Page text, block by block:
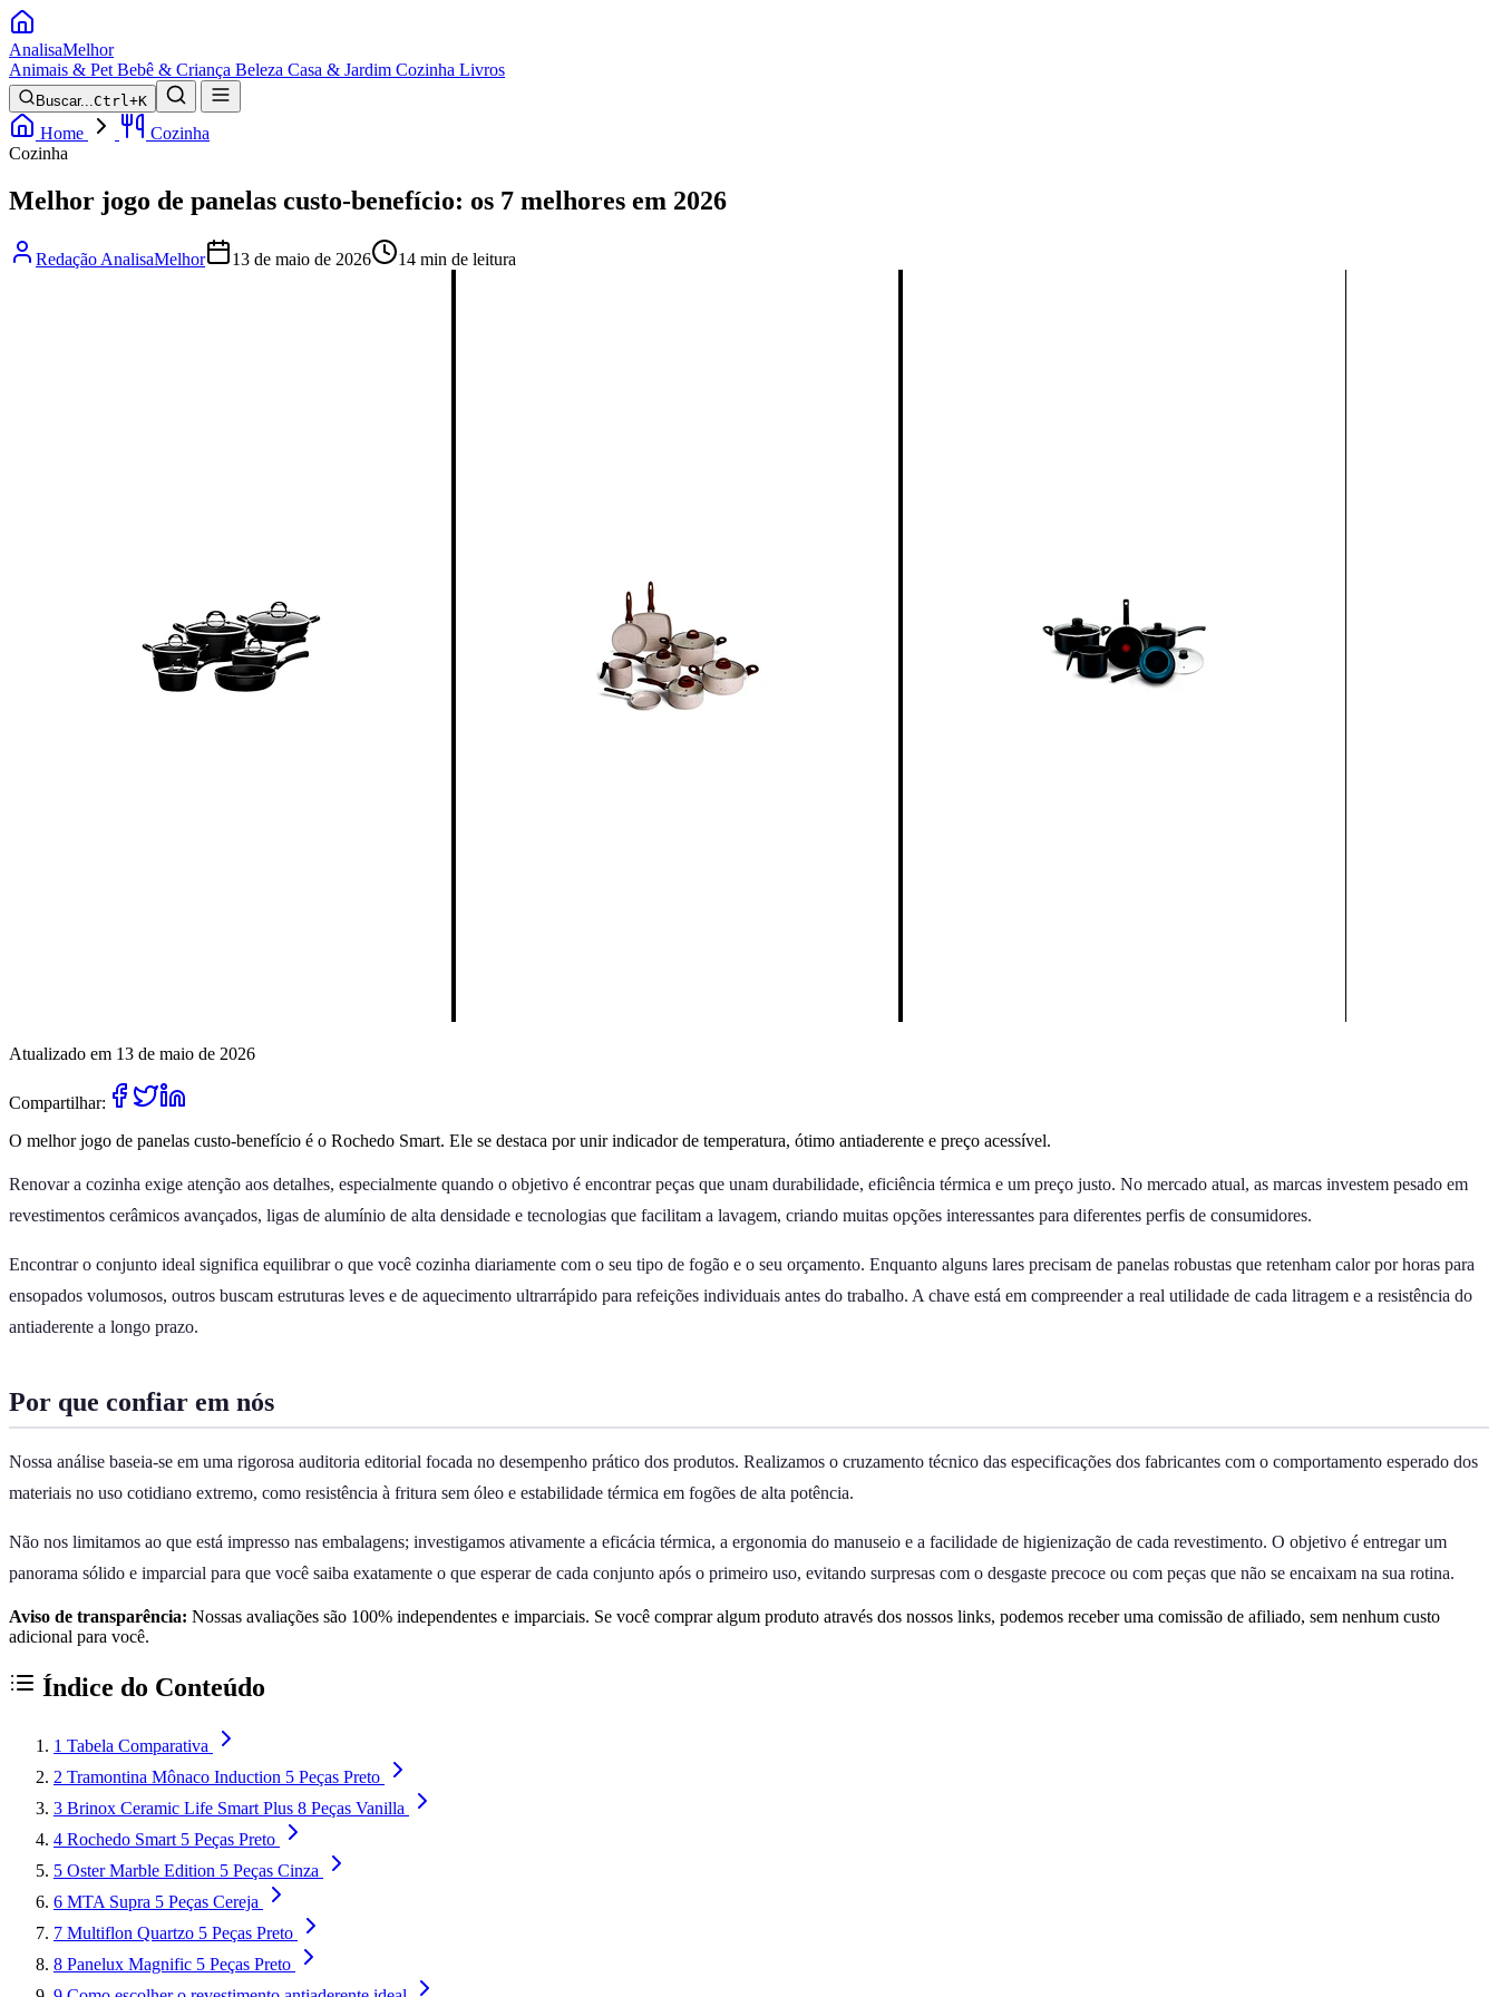
AnalisaMelhor
Animais & Pet Bebê & Criança Beleza Casa & Jardim Cozinha Livros
Buscar...Ctrl+K
Home
Cozinha
Cozinha
Melhor jogo de panelas custo-benefício: os 7 melhores em 2026
Redação AnalisaMelhor 13 de maio de 2026 14 min de leitura
Atualizado em 13 de maio de 2026
Compartilhar:
O melhor jogo de panelas custo-benefício é o Rochedo Smart. Ele se destaca por unir indicador de temperatura, ótimo antiaderente e preço acessível.
Renovar a cozinha exige atenção aos detalhes, especialmente quando o objetivo é encontrar peças que unam durabilidade, eficiência térmica e um preço justo. No mercado atual, as marcas investem pesado em
revestimentos cerâmicos avançados, ligas de alumínio de alta densidade e tecnologias que facilitam a lavagem, criando muitas opções interessantes para diferentes perfis de consumidores.
Encontrar o conjunto ideal significa equilibrar o que você cozinha diariamente com o seu tipo de fogão e o seu orçamento. Enquanto alguns lares precisam de panelas robustas que retenham calor por horas para
ensopados volumosos, outros buscam estruturas leves e de aquecimento ultrarrápido para refeições individuais antes do trabalho. A chave está em compreender a real utilidade de cada litragem e a resistência do
antiaderente a longo prazo.
Por que confiar em nós
Nossa análise baseia-se em uma rigorosa auditoria editorial focada no desempenho prático dos produtos. Realizamos o cruzamento técnico das especificações dos fabricantes com o comportamento esperado dos
materiais no uso cotidiano extremo, como resistência à fritura sem óleo e estabilidade térmica em fogões de alta potência.
Não nos limitamos ao que está impresso nas embalagens; investigamos ativamente a eficácia térmica, a ergonomia do manuseio e a facilidade de higienização de cada revestimento. O objetivo é entregar um
panorama sólido e imparcial para que você saiba exatamente o que esperar de cada conjunto após o primeiro uso, evitando surpresas com o desgaste precoce ou com peças que não se encaixam na sua rotina.
Aviso de transparência: Nossas avaliações são 100% independentes e imparciais. Se você comprar algum produto através dos nossos links, podemos receber uma comissão de afiliado, sem nenhum custo
adicional para você.
Índice do Conteúdo
1 Tabela Comparativa
2 Tramontina Mônaco Induction 5 Peças Preto
3 Brinox Ceramic Life Smart Plus 8 Peças Vanilla
4 Rochedo Smart 5 Peças Preto
5 Oster Marble Edition 5 Peças Cinza
6 MTA Supra 5 Peças Cereja
7 Multiflon Quartzo 5 Peças Preto
8 Panelux Magnific 5 Peças Preto